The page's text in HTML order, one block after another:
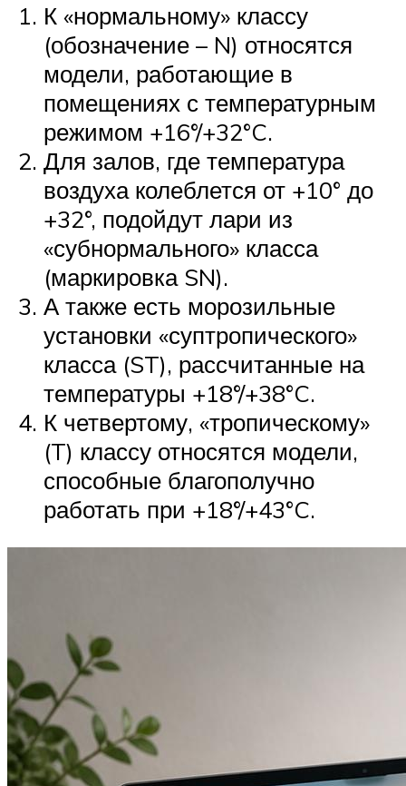
К «нормальному» классу
(обозначение – N) относятся
модели, работающие в
помещениях с температурным
режимом +16°/+32°C.
Для залов, где температура
воздуха колеблется от +10° до
+32°, подойдут лари из
«субнормального» класса
(маркировка SN).
А также есть морозильные
установки «суптропического»
класса (ST), рассчитанные на
температуры +18°/+38°C.
К четвертому, «тропическому»
(T) классу относятся модели,
способные благополучно
работать при +18°/+43°C.